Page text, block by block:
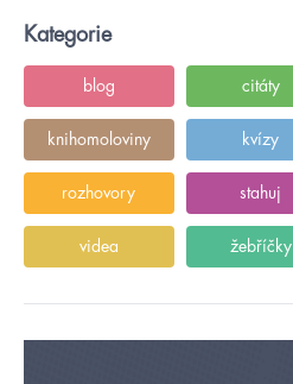
Kategorie
blog citáty
knihomoloviny kvízy
rozhovory stahuj
videa žebříčky